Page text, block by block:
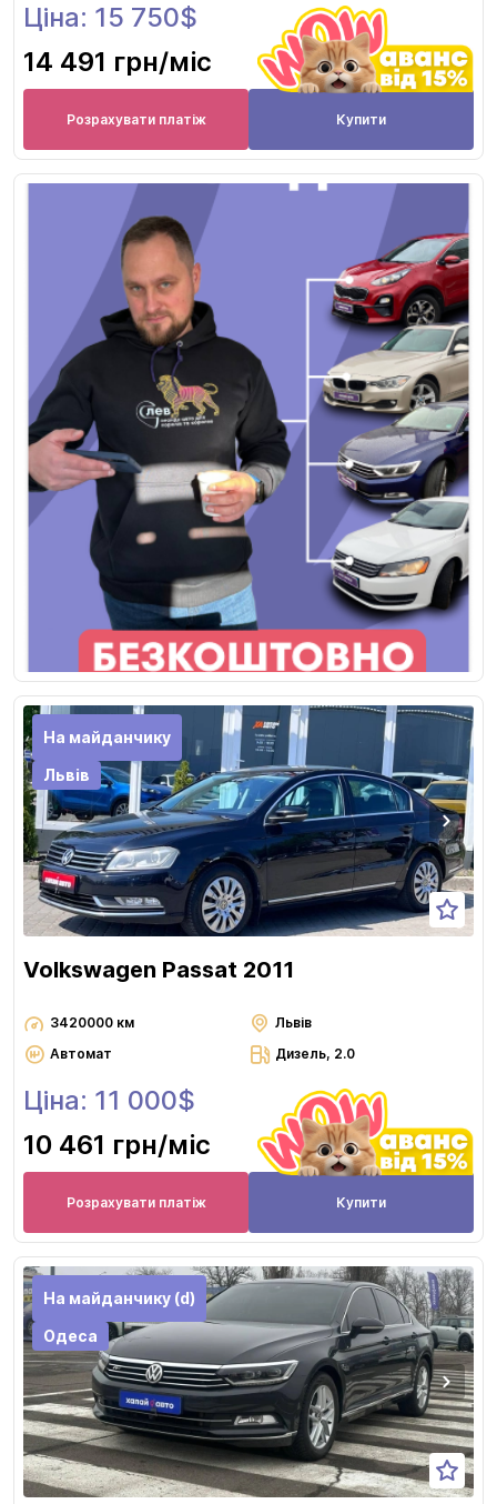
Ціна: 15 750$
14 491 грн/міс
Розрахувати платіж Купити
На майданчику
Львів
Volkswagen Passat 2011
3420000 км
Львів
Автомат
Дизель, 2.0
Ціна: 11 000$
10 461 грн/міс
Розрахувати платіж Купити
На майданчику (d)
Одеса